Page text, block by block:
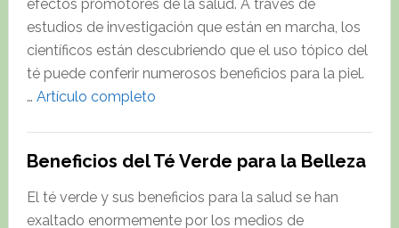
de
Genes
Relacionados
Obesidad
efectos promotores de la salud. A través de
estudios de investigación que están en marcha, los
científicos están descubriendo que el uso tópico del
té puede conferir numerosos beneficios para la piel.
… Artículo completoabout
Tópico
Del
Té
Beneficios del Té Verde para la Belleza
El té verde y sus beneficios para la salud se han
exaltado enormemente por los medios de